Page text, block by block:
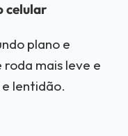
celular
plano e
mais leve e
lentidão.